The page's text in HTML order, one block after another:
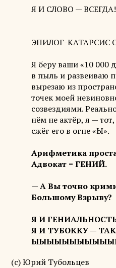
Я И СЛОВО — ВСЕГДА!
ЭПИЛОГ-КАТАРСИС
Я беру ваши «10 000
в пыль и развеиваю
вырезаю из
точек моей
созвездиями.
нём не актёр, я —
сжёг его в огне «Ы».
Арифметика
Адвокат = ГЕНИЙ.
— А Вы точно
Большому Взрыву?
Я И
Я И ТУБОККУ —
(с) Юрий Тубольцев